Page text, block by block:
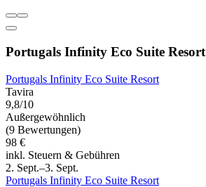
Portugals Infinity Eco Suite Resort
Portugals Infinity Eco Suite Resort
Tavira
9,8/10
Außergewöhnlich
(9 Bewertungen)
98 €
inkl. Steuern & Gebühren
2. Sept.–3. Sept.
Portugals Infinity Eco Suite Resort